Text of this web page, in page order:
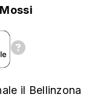
il Bellinzona